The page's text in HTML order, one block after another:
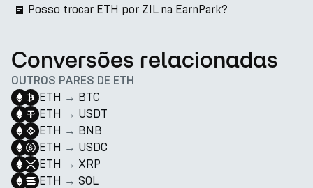
Posso trocar ETH por ZIL na EarnPark?
Conversões relacionadas
OUTROS PARES DE ETH
ETH → BTC
ETH → USDT
ETH → BNB
ETH → USDC
ETH → XRP
ETH → SOL